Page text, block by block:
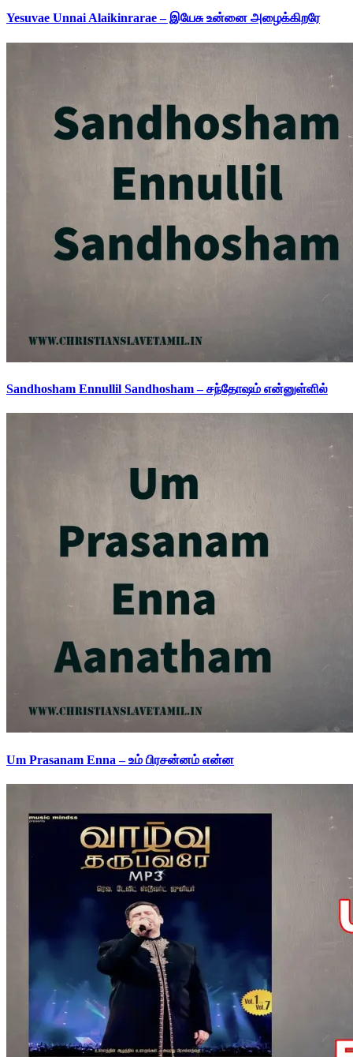
Yesuvae Unnai Alaikinrarae – இயேசு உன்னை அழைக்கிறரே
Sandhosham Ennullil Sandhosham – சந்தோஷம் என்னுள்ளில்
Um Prasanam Enna – உம் பிரசன்னம் என்ன